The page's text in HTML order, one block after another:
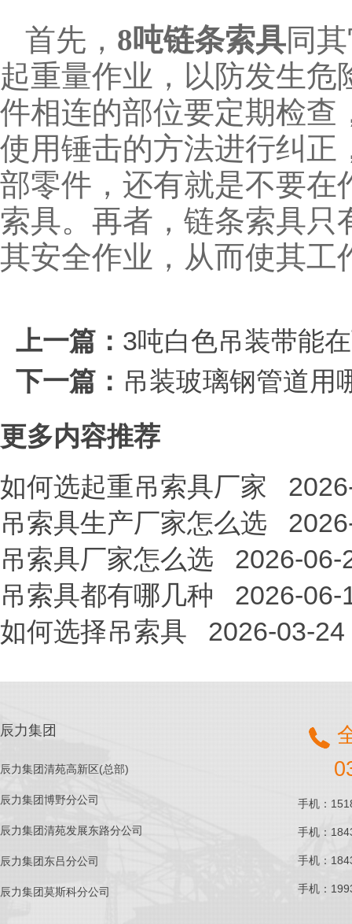
首先， 8吨链条索具同
起重量作业，以防发生危
件相连的部位要定期检查
使用锤击的方法进行纠正
部零件，还有就是不要在
索具。再者，链条索具
其安全作业，从而使其工
上一篇： 3吨白色吊装带能
下一篇： 吊装玻璃钢管道用
更多内容推荐
如何选起重吊索具厂家
吊索具生产厂家怎么选
吊索具厂家怎么选
2026-06-
吊索具都有哪几种
2026-06-
如何选择吊索具
2026-03-24
辰力集团
辰力集团清苑高新区(总部)
辰力集团博野分公司
辰力集团清苑发展东路分公司
辰力集团东吕分公司
辰力集团莫斯科分公司
手机：
手机：
手机：
手机：